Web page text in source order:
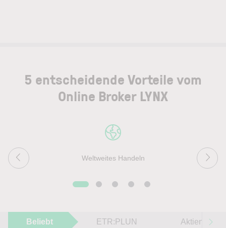
5 entscheidende Vorteile vom
Online Broker LYNX
Weltweites Handeln
Beliebt ETR:PLUN Aktien im